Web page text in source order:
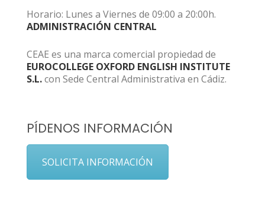
Horario: Lunes a Viernes de 09:00 a 20:00h.
ADMINISTRACIÓN CENTRAL
CEAE es una marca comercial propiedad de
EUROCOLLEGE OXFORD ENGLISH INSTITUTE
S.L.con Sede Central Administrativa en Cádiz.
PÍDENOS INFORMACIÓN
SOLICITA INFORMACIÓN